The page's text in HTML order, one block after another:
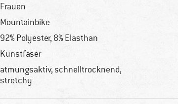
Frauen
Mountainbike
92% Polyester, 8% Elasthan
Kunstfaser
atmungsaktiv, schnelltrocknend,
stretchy